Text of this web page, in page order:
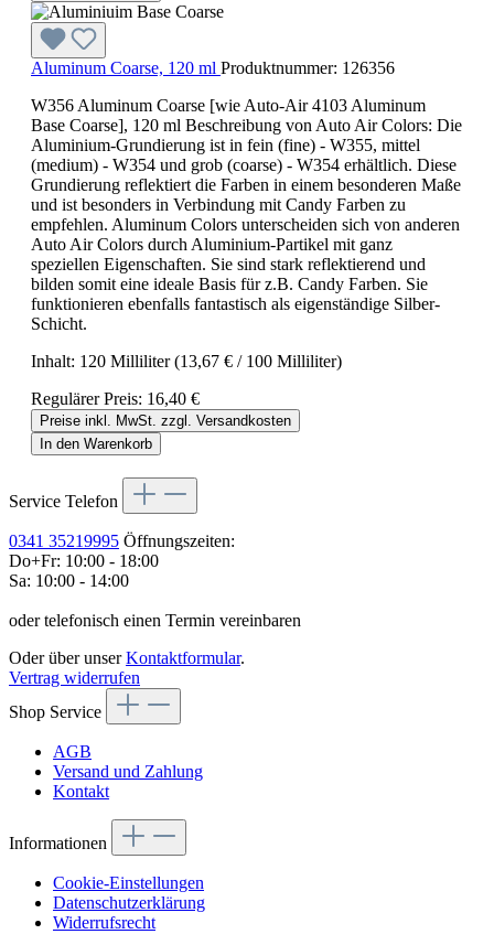
Aluminum Coarse, 120 ml Produktnummer: 126356
W356 Aluminum Coarse [wie Auto-Air 4103 Aluminum
Base Coarse], 120 ml Beschreibung von Auto Air Colors: Die
Aluminium-Grundierung ist in fein (fine) - W355, mittel
(medium) - W354 und grob (coarse) - W354 erhältlich. Diese
Grundierung reflektiert die Farben in einem besonderen Maße
und ist besonders in Verbindung mit Candy Farben zu
empfehlen. Aluminum Colors unterscheiden sich von anderen
Auto Air Colors durch Aluminium-Partikel mit ganz
speziellen Eigenschaften. Sie sind stark reflektierend und
bilden somit eine ideale Basis für z.B. Candy Farben. Sie
funktionieren ebenfalls fantastisch als eigenständige Silber-
Schicht.
Inhalt: 120 Milliliter(13,67 € / 100 Milliliter)
Regulärer Preis: 16,40 €
Preise inkl. MwSt. zzgl. Versandkosten
In den Warenkorb
Service Telefon
0341 35219995 Öffnungszeiten:
Do+Fr: 10:00 - 18:00
Sa: 10:00 - 14:00
oder telefonisch einen Termin vereinbaren
Oder über unserKontaktformular.
Vertrag widerrufen
Shop Service
AGB
Versand und Zahlung
Kontakt
Informationen
Cookie-Einstellungen
Datenschutzerklärung
Widerrufsrecht